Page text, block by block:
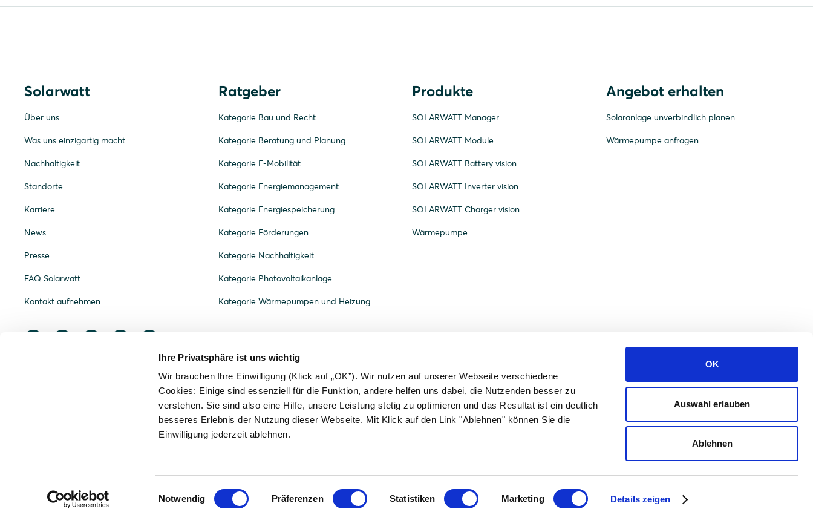
Ihre Privatsphäre ist uns wichtig
Wir brauchen Ihre Einwilligung (Klick auf „OK”). Wir nutzen auf unserer Webseite verschiedene
Cookies: Einige sind essenziell für die Funktion, andere helfen uns dabei, die Nutzenden besser zu
verstehen. Sie sind also eine Hilfe, unsere Leistung stetig zu optimieren und das Resultat ist ein deutlich
besseres Erlebnis der Nutzung dieser Webseite. Mit Klick auf den Link "Ablehnen" können Sie die
Einwilligung jederzeit ablehnen.
Einwilligungsauswahl
Notwendig Präferenzen Statistiken Marketing Details zeigen
OK
Auswahl erlauben
Ablehnen
Solarwatt
Über uns
Was uns einzigartig macht
Nachhaltigkeit
Standorte
Karriere
News
Presse
FAQ Solarwatt
Kontakt aufnehmen
Ratgeber
Kategorie Bau und Recht
Kategorie Beratung und Planung
Kategorie E-Mobilität
Kategorie Energiemanagement
Kategorie Energiespeicherung
Kategorie Förderungen
Kategorie Nachhaltigkeit
Kategorie Photovoltaikanlage
Kategorie Wärmepumpen und Heizung
Produkte
SOLARWATT Manager
SOLARWATT Module
SOLARWATT Battery vision
SOLARWATT Inverter vision
SOLARWATT Charger vision
Wärmepumpe
Angebot erhalten
Solaranlage unverbindlich planen
Wärmepumpe anfragen
powering a better tomorrow
© 2021 - 2026 Impressum Datenschutzerklärung Barrierefreiheit AGB Governance